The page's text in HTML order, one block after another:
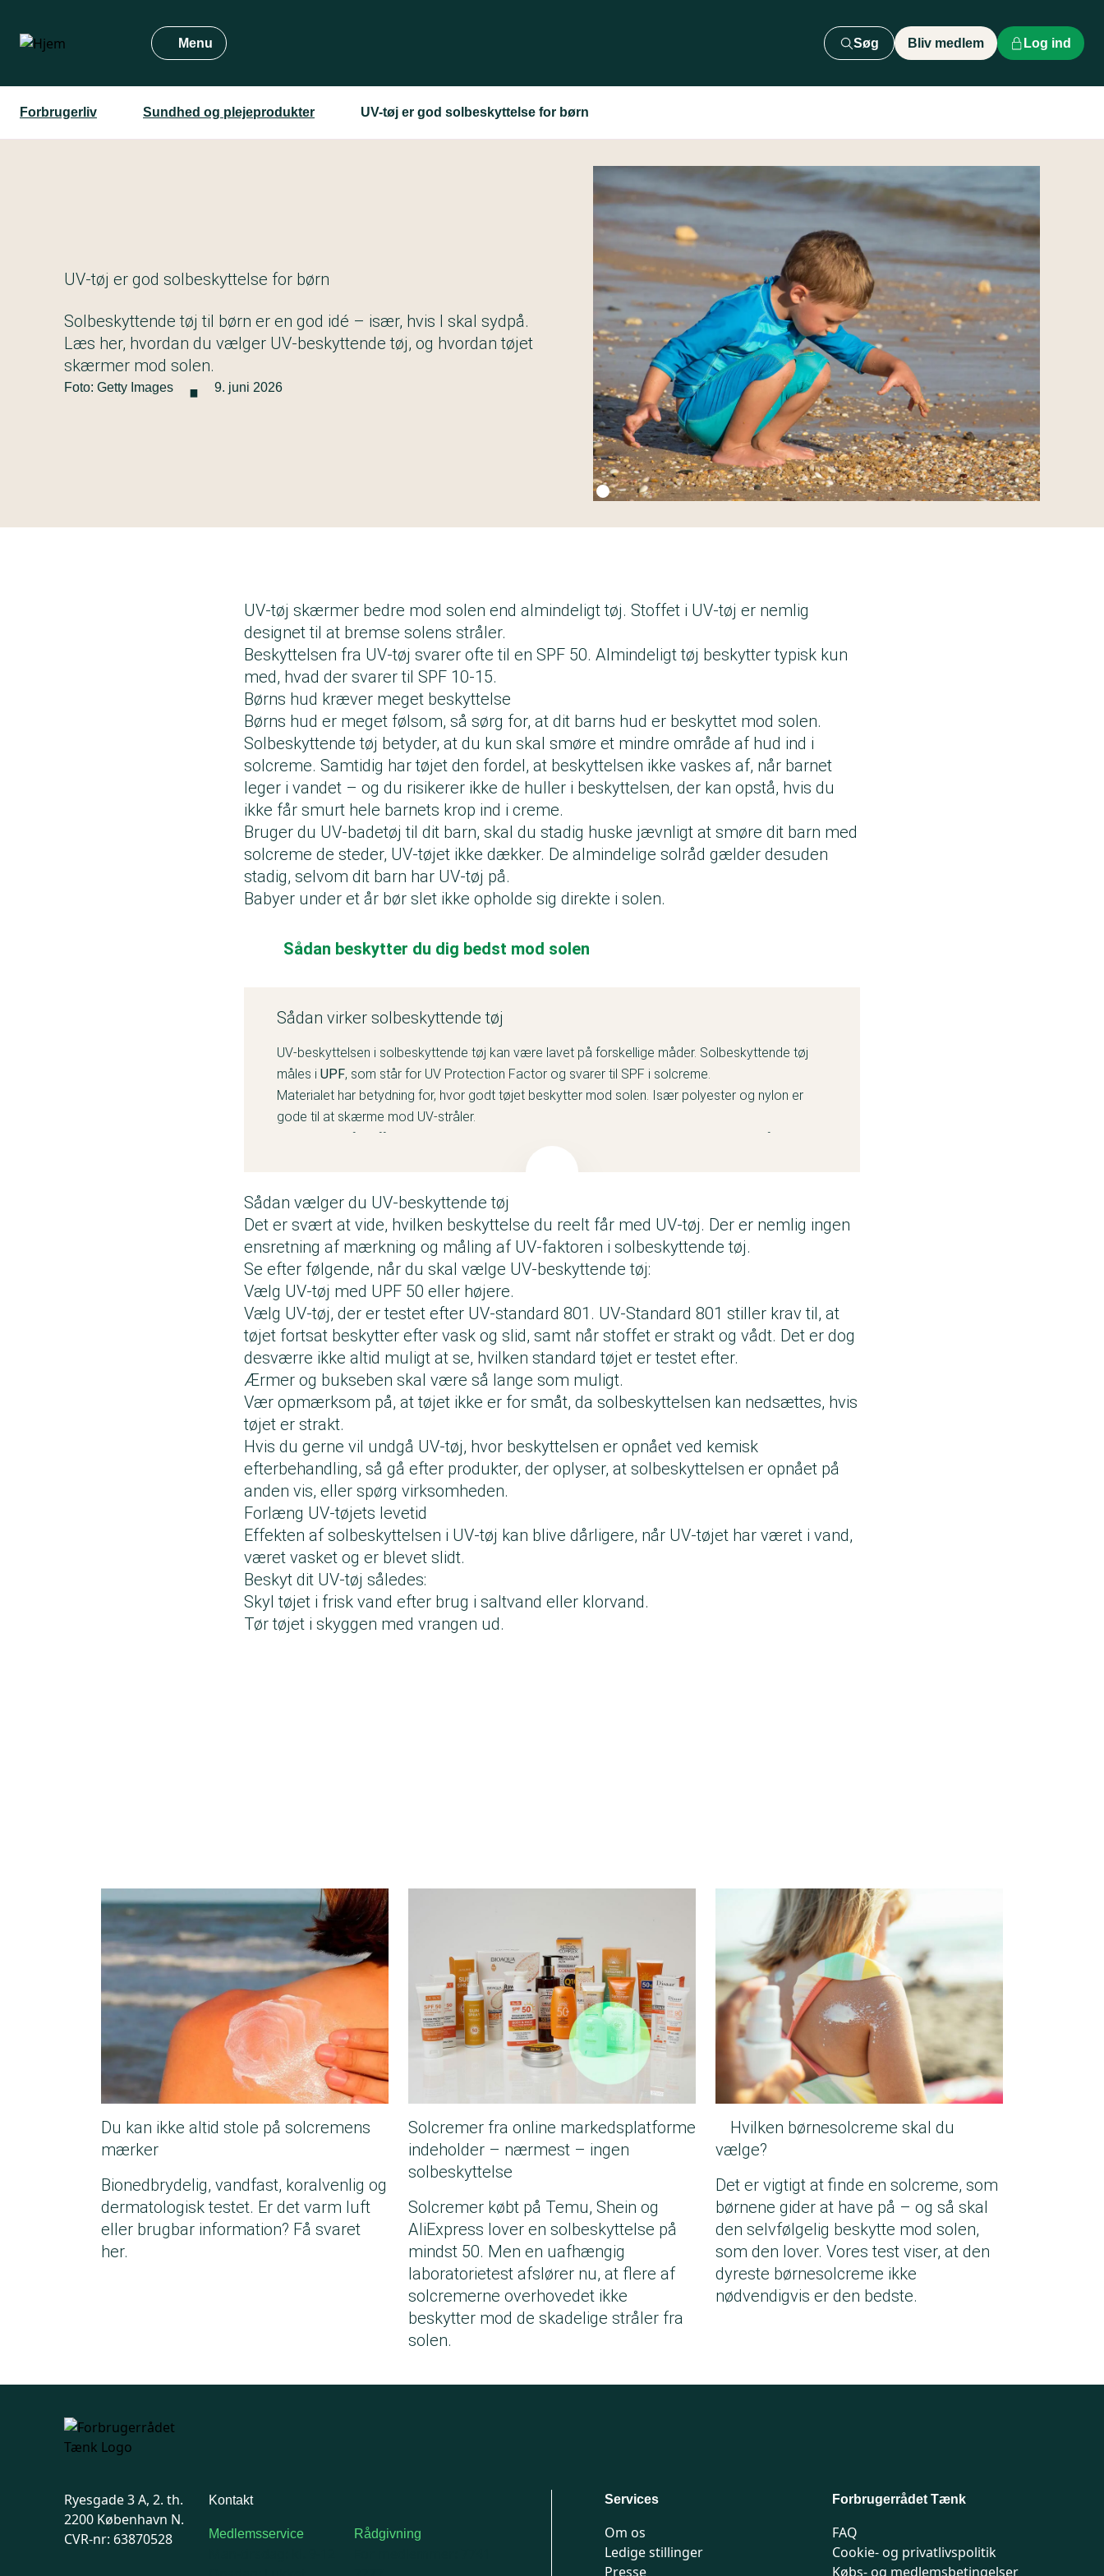
hovedindhold
Menu Søg Bliv medlem Log ind
Forbrugerliv Sundhed og plejeprodukter UV-tøj er god solbeskyttelse for børn
UV-tøj er god solbeskyttelse for børn
Solbeskyttende tøj til børn er en god idé – især, hvis I skal sydpå.
Læs her, hvordan du vælger UV-beskyttende tøj, og hvordan tøjet
skærmer mod solen.
Foto: Getty Images · 9. juni 2026
Fotokredit:
Getty Images
UV-tøj skærmer bedre mod solen end almindeligt tøj. Stoffet i UV-tøj er nemlig
designet til at bremse solens stråler.
Beskyttelsen fra UV-tøj svarer ofte til en SPF 50. Almindeligt tøj beskytter typisk kun
med, hvad der svarer til SPF 10-15.
Børns hud kræver meget beskyttelse
Børns hud er meget følsom, så sørg for, at dit barns hud er beskyttet mod solen.
Solbeskyttende tøj betyder, at du kun skal smøre et mindre område af hud ind i
solcreme. Samtidig har tøjet den fordel, at beskyttelsen ikke vaskes af, når barnet
leger i vandet – og du risikerer ikke de huller i beskyttelsen, der kan opstå, hvis du
ikke får smurt hele barnets krop ind i creme.
Bruger du UV-badetøj til dit barn, skal du stadig huske jævnligt at smøre dit barn med
solcreme de steder, UV-tøjet ikke dækker. De almindelige solråd gælder desuden
stadig, selvom dit barn har UV-tøj på.
Babyer under et år bør slet ikke opholde sig direkte i solen.
Sådan beskytter du dig bedst mod solen
Sådan virker solbeskyttende tøj
UV-beskyttelsen i solbeskyttende tøj kan være lavet på forskellige måder. Solbeskyttende tøj
måles i UPF, som står for UV Protection Factor og svarer til SPF i solcreme.
Materialet har betydning for, hvor godt tøjet beskytter mod solen. Især polyester og nylon er
gode til at skærme mod UV-stråler.
Vævningen af stoffet kan være særligt tæt, hvilket kan give UV-tøj højere beskyttelsesfaktor end
også være lavet i processen med farvning. Eventuelle kemiske UV-filtre i tekstiler skal ikke
nødvendigvis oplyses på produktet.
Sådan vælger du UV-beskyttende tøj
Det er svært at vide, hvilken beskyttelse du reelt får med UV-tøj. Der er nemlig ingen
ensretning af mærkning og måling af UV-faktoren i solbeskyttende tøj.
Se efter følgende, når du skal vælge UV-beskyttende tøj:
Vælg UV-tøj med UPF 50 eller højere.
Vælg UV-tøj, der er testet efter UV-standard 801. UV-Standard 801 stiller krav til, at
tøjet fortsat beskytter efter vask og slid, samt når stoffet er strakt og vådt. Det er dog
desværre ikke altid muligt at se, hvilken standard tøjet er testet efter.
Ærmer og bukseben skal være så lange som muligt.
Vær opmærksom på, at tøjet ikke er for småt, da solbeskyttelsen kan nedsættes, hvis
tøjet er strakt.
Hvis du gerne vil undgå UV-tøj, hvor beskyttelsen er opnået ved kemisk
efterbehandling, så gå efter produkter, der oplyser, at solbeskyttelsen er opnået på
anden vis, eller spørg virksomheden.
Forlæng UV-tøjets levetid
Effekten af solbeskyttelsen i UV-tøj kan blive dårligere, når UV-tøjet har været i vand,
været vasket og er blevet slidt.
Beskyt dit UV-tøj således:
Skyl tøjet i frisk vand efter brug i saltvand eller klorvand.
Tør tøjet i skyggen med vrangen ud.
Du kan ikke altid stole på solcremens
mærker
Bionedbrydelig, vandfast, koralvenlig og
dermatologisk testet. Er det varm luft
eller brugbar information? Få svaret
her.
Solcremer fra online markedsplatforme
indeholder – nærmest – ingen
solbeskyttelse
Solcremer købt på Temu, Shein og
AliExpress lover en solbeskyttelse på
mindst 50. Men en uafhængig
laboratorietest afslører nu, at flere af
solcremerne overhovedet ikke
beskytter mod de skadelige stråler fra
solen.
Hvilken børnesolcreme skal du
vælge?
Det er vigtigt at finde en solcreme, som
børnene gider at have på – og så skal
den selvfølgelig beskytte mod solen,
som den lover. Vores test viser, at den
dyreste børnesolcreme ikke
nødvendigvis er den bedste.
Ryesgade 3 A, 2. th.
2200 København N.
CVR-nr: 63870528
Kontakt
Medlemsservice Rådgivning
Services
Om os
Ledige stillinger
Presse
Forbrugerrådet Tænk
FAQ
Cookie- og privatlivspolitik
Købs- og medlemsbetingelser